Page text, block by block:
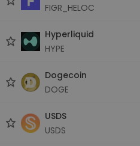
FIGR_HELOC
Hyperliquid
HYPE
Dogecoin
DOGE
USDS
USDS